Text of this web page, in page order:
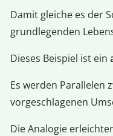
Damit gleiche es der
grundlegenden
Dieses Beispiel ist ein
Es werden Parallelen
vorgeschlagenen
Die Analogie